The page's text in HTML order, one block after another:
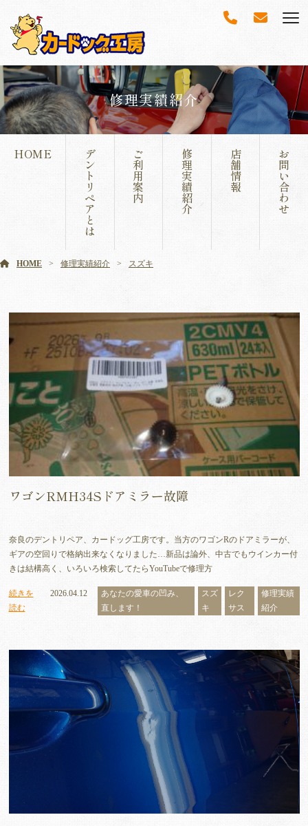
修理実績紹介
HOME デ
ン
ト
リ
ペ
ア
と
は
ご
利
用
案
内
修
理
実
績
紹
介
店
舗
情
報
お
問
い
合
わ
せ
HOME 修理実績紹介 スズキ
ワゴンRMH34Sドアミラー故障
奈良のデントリペア、カードッグ工房です。当方のワゴンRのドアミラーが、
ギアの空回りで格納出来なくなりました…新品は論外、中古でもウインカー付
きは結構高く、いろいろ検索してたらYouTubeで修理方
続きを
読む
2026.04.12
あなたの愛車の凹み、
直します！
スズ
キ
レク
サス
修理実績
紹介